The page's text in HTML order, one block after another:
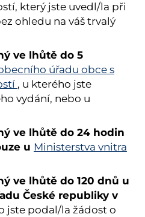
který jste uvedl/la při
ohledu na váš trvalý
ve lhůtě do 5
úřadu obce s
, u kterého jste
vydání, nebo u
ve lhůtě do 24 hodin
u Ministerstva vnitra
ve lhůtě do 120 dnů u
České republiky v
jste podal/la žádost o